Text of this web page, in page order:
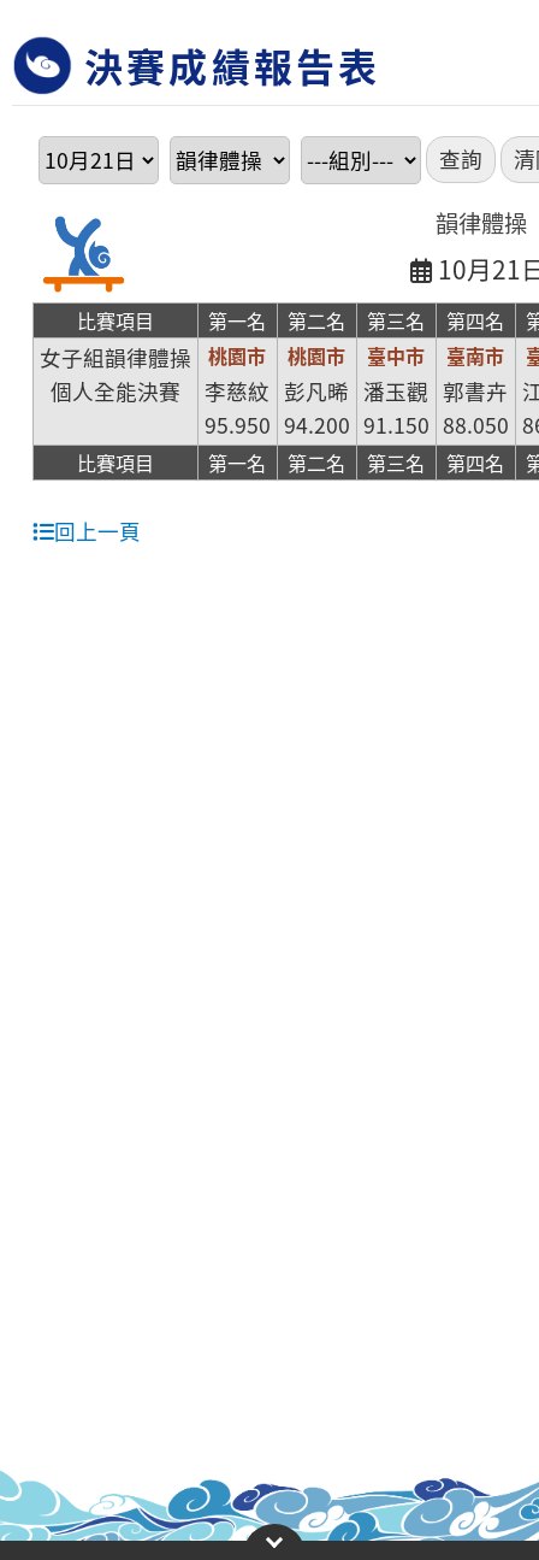
決賽成績報告表
韻律體操
10月21
比賽項目 第一名 第二名 第三名 第四名
女子組韻律體操
個人全能決賽
桃園市
李慈紋
95.950
桃園市
彭凡晞
94.200
臺中市
潘玉觀
91.150
臺南市
郭書卉
88.050
比賽項目 第一名 第二名 第三名 第四名
回上一頁